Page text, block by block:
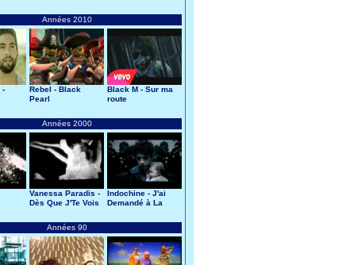
Années 2010
-
Rebel - Black
Pearl
Black M - Sur ma
route
Années 2000
Vanessa Paradis -
Dès Que J'Te Vois
Indochine - J'ai
Demandé à La
Années 90